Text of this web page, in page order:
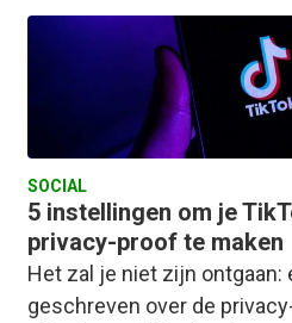
SOCIAL
5 instellingen om je
privacy-proof te maken
Het zal je niet zijn ontgaan:
geschreven over de